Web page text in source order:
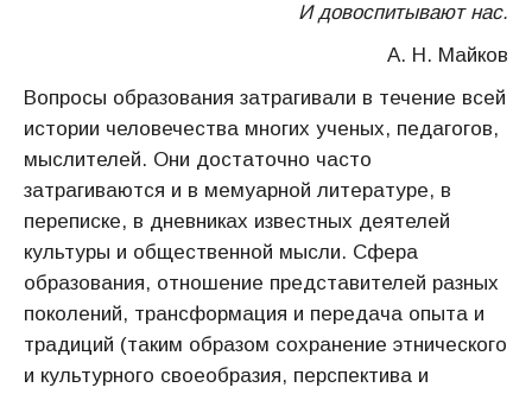
И довоспитывают нас.
А. Н. Майков
Вопросы образования затрагивали в течение всей
истории человечества многих ученых, педагогов,
мыслителей. Они достаточно часто
затрагиваются и в мемуарной литературе, в
переписке, в дневниках известных деятелей
культуры и общественной мысли. Сфера
образования, отношение представителей разных
поколений, трансформация и передача опыта и
традиций (таким образом сохранение этнического
и культурного своеобразия, перспектива и